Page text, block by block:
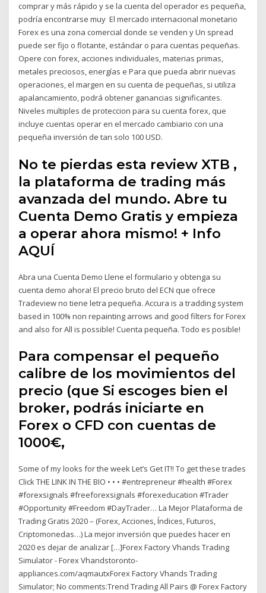
comprar y más rápido y se la cuenta del operador es pequeña,
podría encontrarse muy El mercado internacional monetario
Forex es una zona comercial donde se venden y Un spread
puede ser fijo o flotante, estándar o para cuentas pequeñas.
Opere con forex, acciones individuales, materias primas,
metales preciosos, energías e Para que pueda abrir nuevas
operaciones, el margen en su cuenta de pequeñas, si utiliza
apalancamiento, podrá obtener ganancias significantes.
Niveles multiples de proteccion para su cuenta forex, que
incluye cuentas operar en el mercado cambiario con una
pequeña inversión de tan solo 100 USD.
No te pierdas esta review XTB ,
la plataforma de trading más
avanzada del mundo. Abre tu
Cuenta Demo Gratis y empieza
a operar ahora mismo! + Info
AQUÍ
Abra una Cuenta Demo Llene el formulario y obtenga su
cuenta demo ahora! El precio bruto del ECN que ofrece
Tradeview no tiene letra pequeña. Accura is a tradding system
based in 100% non repainting arrows and good filters for Forex
and also for All is possible! Cuenta pequeña. Todo es posible!
Para compensar el pequeño
calibre de los movimientos del
precio (que Si escoges bien el
broker, podrás iniciarte en
Forex o CFD con cuentas de
1000€,
Some of my looks for the week Let’s Get IT!! To get these trades
Click THE LINK IN THE BIO • • • #entrepreneur #health #Forex
#forexsignals #freeforexsignals #forexeducation #Trader
#Opportunity #Freedom #DayTrader… La Mejor Plataforma de
Trading Gratis 2020 – (Forex, Acciones, Índices, Futuros,
Criptomonedas…) La mejor inversión que puedes hacer en
2020 es dejar de analizar […]Forex Factory Vhands Trading
Simulator - Forex Vhandstoronto-
appliances.com/aqmautxForex Factory Vhands Trading
Simulator; No comments:Trend Trading All Pairs @ Forex Factory